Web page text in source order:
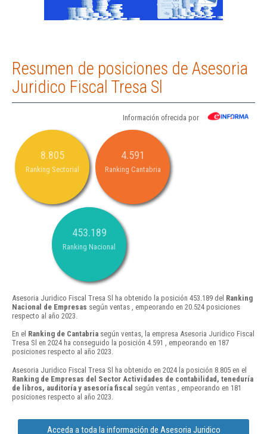
Resumen de posiciones de Asesoria
Juridico Fiscal Tresa Sl
Información ofrecida por
8.805
Ranking Sectorial
4.591
Ranking Cantabria
453.189
Ranking Nacional
Asesoria Juridico Fiscal Tresa Sl ha obtenido la posición 453.189 del Ranking
Nacional de Empresas según ventas , empeorando en 20.524 posiciones
respecto al año 2023.
En el Ranking de Cantabria según ventas, la empresa Asesoria Juridico Fiscal
Tresa Sl en 2024 ha conseguido la posición 4.591 , empeorando en 187
posiciones respecto al año 2023.
Asesoria Juridico Fiscal Tresa Sl ha obtenido en 2024 la posición 8.805 en el
Ranking de Empresas del Sector Actividades de contabilidad, teneduría
de libros, auditoría y asesoría fiscal según ventas , empeorando en 181
posiciones respecto al año 2023.
Acceda a toda la información de Asesoria Juridico